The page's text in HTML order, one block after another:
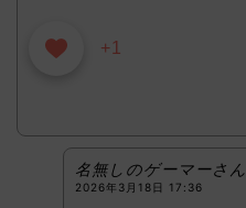
+1
名無しのゲーマーさん
2026年3月18日 17:36